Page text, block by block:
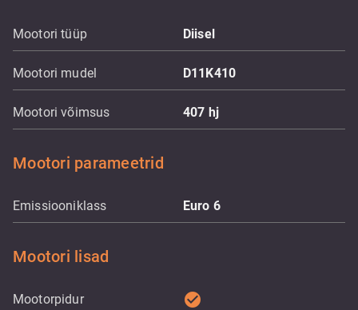
Mootori tüüp Diisel
Mootori mudel D11K410
Mootori võimsus 407 hj
Mootori parameetrid
Emissiooniklass Euro 6
Mootori lisad
Mootorpidur check_circle